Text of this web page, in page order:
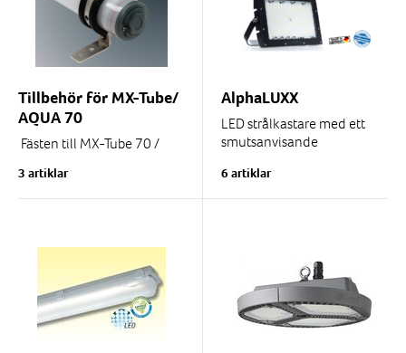
Tillbehör för MX-Tube/
AQUA 70
Fästen till MX-Tube 70 /
Rostfritt eller plast
3 artiklar
AlphaLUXX
LED strålkastare med ett
smutsanvisande
armaturhus som tål
aggressiva miljöer. Lämplig
6 artiklar